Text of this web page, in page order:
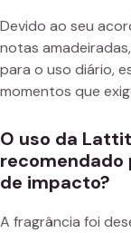
Devido ao seu
notas
para o uso diário,
momentos que
O uso da
recomendado
de impacto?
A fragrância foi